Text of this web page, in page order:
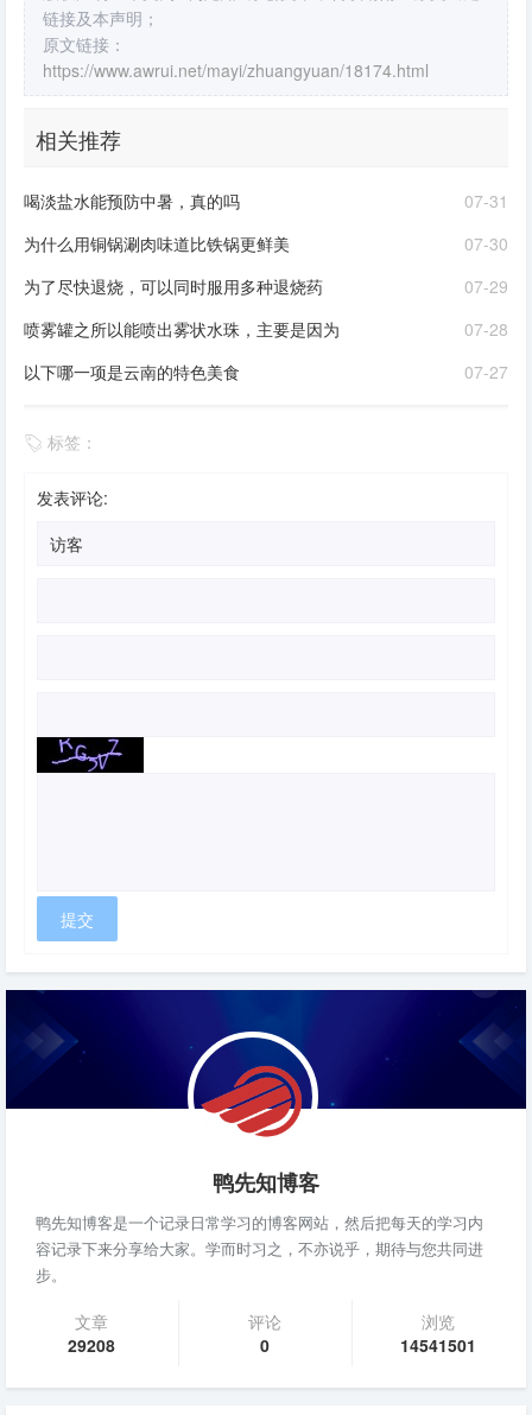
链接及本声明；
原文链接：
https://www.awrui.net/mayi/zhuangyuan/18174.html
相关推荐
07-31
喝淡盐水能预防中暑，真的吗
07-30
为什么用铜锅涮肉味道比铁锅更鲜美
07-29
为了尽快退烧，可以同时服用多种退烧药
07-28
喷雾罐之所以能喷出雾状水珠，主要是因为
07-27
以下哪一项是云南的特色美食
标签：
发表评论:
鸭先知博客
鸭先知博客是一个记录日常学习的博客网站，然后把每天的学习内
容记录下来分享给大家。学而时习之，不亦说乎，期待与您共同进
步。
文章
29208
评论
0
浏览
14541501